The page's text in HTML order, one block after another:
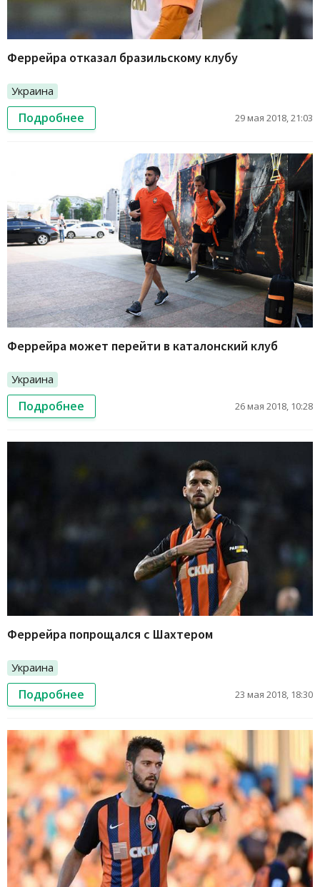
Феррейра отказал бразильскому клубу
Украина
Подробнее 29 мая 2018, 21:03
Феррейра может перейти в каталонский клуб
Украина
Подробнее 26 мая 2018, 10:28
Феррейра попрощался с Шахтером
Украина
Подробнее 23 мая 2018, 18:30